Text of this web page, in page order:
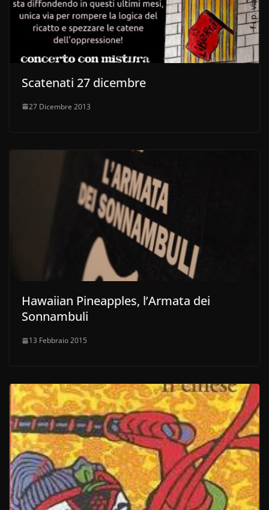
Scatenati 27 dicembre
27 Dicembre 2013
Hawaiian Pineapples, l’Armata dei
Sonnambuli
13 Febbraio 2015